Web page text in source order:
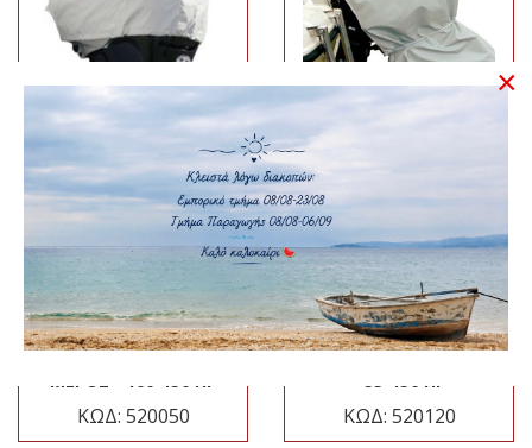
ΚΆΛΥΜΜΑ
ΕΞΩΛΈΜΒΙΑΣ
ΜΈΡΟΣ - 100-150 HP
ΚΩΔ: 520050
ΚΆΛΥΜΜΑ
ΕΞΩΛΈΜΒΙΑΣ
ΚΩΔ: 520120
×